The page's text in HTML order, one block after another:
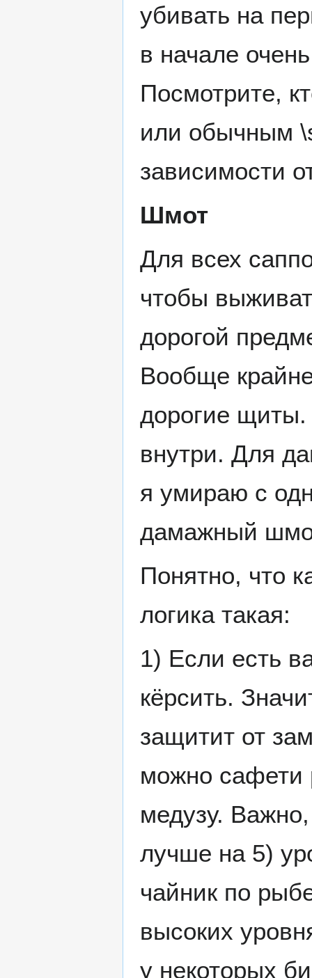
убивать на
в начале
Посмотрите,
или обычным
зависимости
Шмот
Для всех
чтобы
дорогой
Вообще
дорогие щиты.
внутри. Для
я умираю с
дамажный
Понятно, что
логика такая:
1) Если есть
кёрсить.
защитит от
можно сафети
медузу.
лучше на 5)
чайник по
высоких
у некоторых